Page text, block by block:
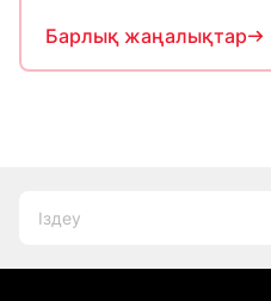
Барлық жаңалықтар